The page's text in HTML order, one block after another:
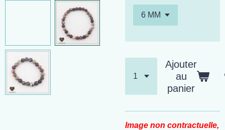
Ajouter
au
panier
Image non contractuelle,